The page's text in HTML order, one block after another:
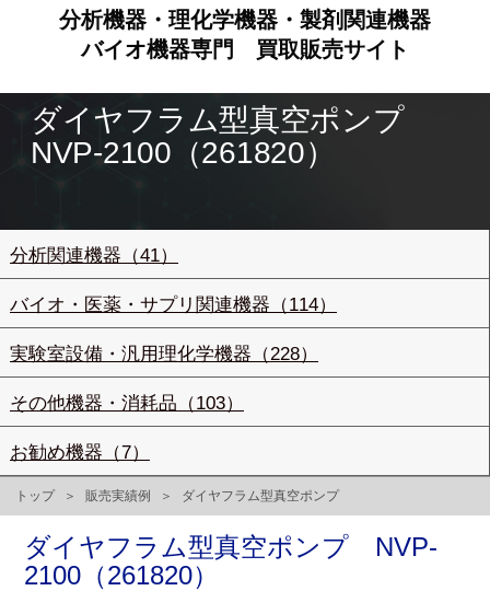
分析機器・理化学機器・製剤関連機器
バイオ機器専門
買取販売サイト
ダイヤフラム型真空ポンプ
NVP-2100（261820）
分析関連機器（41）
バイオ・医薬・サプリ関連機器（114）
実験室設備・汎用理化学機器（228）
その他機器・消耗品（103）
お勧め機器（7）
トップ 販売実績例 ダイヤフラム型真空ポンプ
ダイヤフラム型真空ポンプ NVP-
2100（261820）